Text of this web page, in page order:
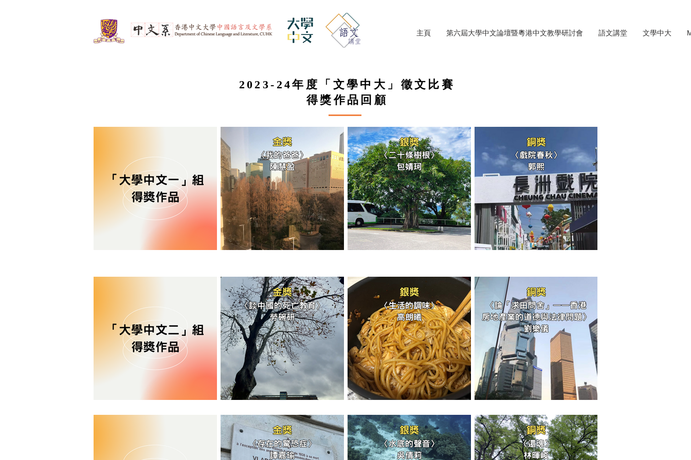
主頁 第六屆大學中文論壇暨粵港中文教學研討會 語文講堂 文學中大
2023-24年度「文學中大」徵文比賽
得獎作品回顧